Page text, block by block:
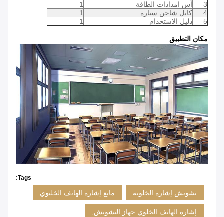
3
أس امدادات الطاقة
1
4
كابل شاحن سيارة
1
5
دليل الاستخدام 1
مكان التطبيق
Tags:
تشويش إشارة الخلوية مانع إشارة الهاتف الخليوي
إشارة الهاتف الخلوي جهاز التشويش,